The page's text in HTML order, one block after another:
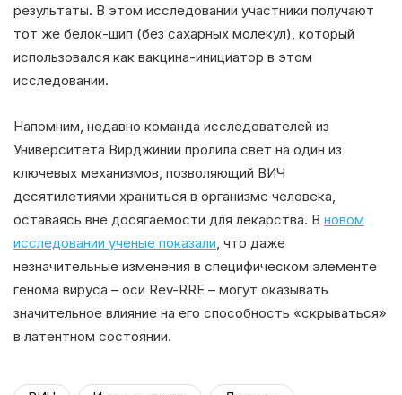
результаты. В этом исследовании участники получают
тот же белок-шип (без сахарных молекул), который
использовался как вакцина-инициатор в этом
исследовании.
Напомним, недавно команда исследователей из
Университета Вирджинии пролила свет на один из
ключевых механизмов, позволяющий ВИЧ
десятилетиями храниться в организме человека,
оставаясь вне досягаемости для лекарства. В новом
исследовании ученые показали , что даже
незначительные изменения в специфическом элементе
генома вируса – оси Rev-RRE – могут оказывать
значительное влияние на его способность «скрываться»
в латентном состоянии.